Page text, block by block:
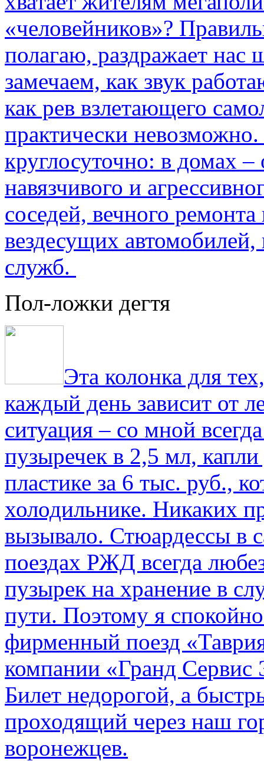
«человейников»?
полагаю, раздражает нас
замечаем, как звук
как рев взлетающего
практически
круглосуточно: в домах
навязчивого и
соседей, вечного
вездесущих
служб.
Пол-ложки дегтя
Эта колонка для
каждый день зависит от
ситуация – со мной
пузыречек в 2,5 мл,
пластике за 6 тыс. руб.,
холодильнике. Никаких
вызывало. Стюардессы в
поездах РЖД всегда
пузырек на хранение в
пути. По­этому я
фирменный поезд
компании «Гранд Сервис
Билет недорогой, а
проходящий через наш
воронежцев.